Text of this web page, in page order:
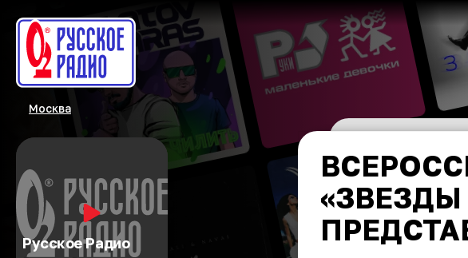
Москва
Русское Радио